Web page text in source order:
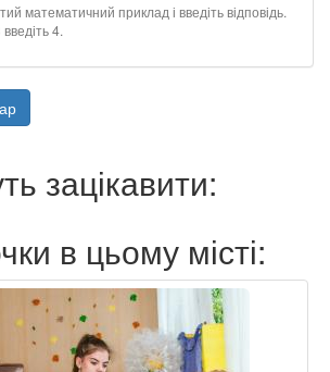
математичний приклад і введіть відповідь.
4.
зацікавити:
в цьому місті: